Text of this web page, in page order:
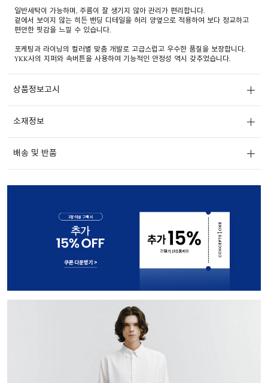
일반세탁이 가능하며, 주름이 잘 생기지 않아 관리가 편리합니다.
겉에서 보이지 않는 히든 밴딩 디테일을 허리 양옆으로 적용하여 보다 정교하고
편안한 핏감을 느낄 수 있습니다.
포케팅과 라이닝의 컬러별 맞춤 개발로 고급스럽고 우수한 품질을 보장합니다.
YKK사의 지퍼와 속버튼을 사용하여 기능적인 안정성 역시 갖추었습니다.
상품정보고시
소재정보
배송 및 반품